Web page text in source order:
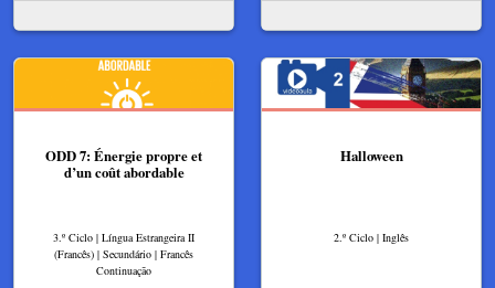
ODD 7: Énergie propre et
d’un coût abordable
3.º Ciclo | Língua Estrangeira II
(Francês) | Secundário | Francês
Continuação
Halloween
2.º Ciclo | Inglês